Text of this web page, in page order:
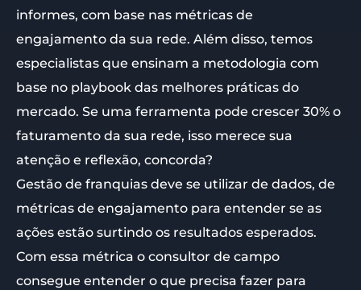
informes, com base nas métricas de
engajamento da sua rede. Além disso, temos
especialistas que ensinam a metodologia com
base no playbook das melhores práticas do
mercado. Se uma ferramenta pode crescer 30% o
faturamento da sua rede, isso merece sua
atenção e reflexão, concorda?
Gestão de franquias deve se utilizar de dados, de
métricas de engajamento para entender se as
ações estão surtindo os resultados esperados.
Com essa métrica o consultor de campo
consegue entender o que precisa fazer para